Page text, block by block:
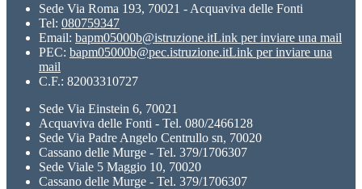
Sede Via Roma 193, 70021 - Acquaviva delle Fonti
Tel: 080759347
Email: bapm05000b@istruzione.itLink per inviare una mail
PEC: bapm05000b@pec.istruzione.itLink per inviare una
mail
C.F.: 82003310727
Sede Via Einstein 6, 70021
Acquaviva delle Fonti - Tel. 080/2466128
Sede Via Padre Angelo Centrullo sn, 70020
Cassano delle Murge - Tel. 379/1706307
Sede Viale 5 Maggio 10, 70020
Cassano delle Murge - Tel. 379/1706307